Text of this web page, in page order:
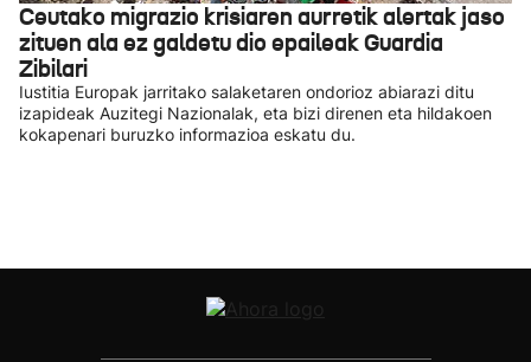
Ceutako migrazio krisiaren aurretik alertak jaso
zituen ala ez galdetu dio epaileak Guardia
Zibilari
Iustitia Europak jarritako salaketaren ondorioz abiarazi ditu
izapideak Auzitegi Nazionalak, eta bizi direnen eta hildakoen
kokapenari buruzko informazioa eskatu du.